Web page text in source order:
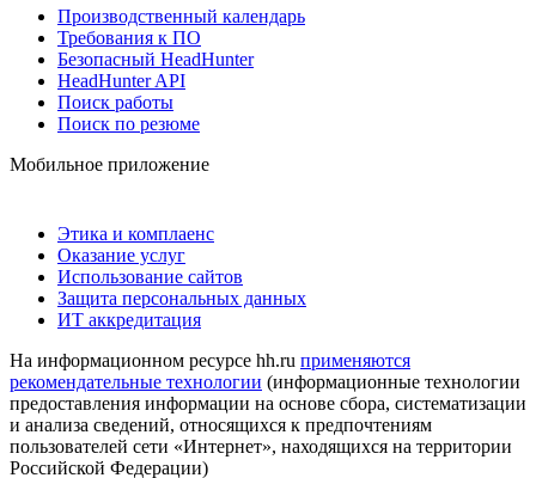
Производственный календарь
Требования к ПО
Безопасный HeadHunter
HeadHunter API
Поиск работы
Поиск по резюме
Мобильное приложение
Этика и комплаенс
Оказание услуг
Использование сайтов
Защита персональных данных
ИТ аккредитация
На информационном ресурсе hh.ru применяются
рекомендательные технологии (информационные технологии
предоставления информации на основе сбора, систематизации
и анализа сведений, относящихся к предпочтениям
пользователей сети «Интернет», находящихся на территории
Российской Федерации)